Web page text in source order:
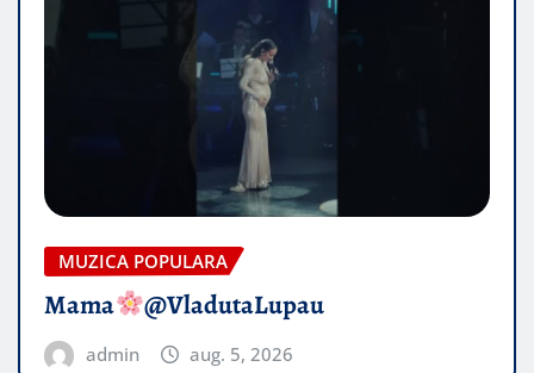
MUZICA POPULARA
Mama @VladutaLupau
admin aug. 5, 2026